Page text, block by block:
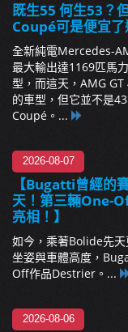
既生55 何生53？
Coupé可是便宜了
全新純電Mercedes-
最大輸出達1169匹馬
型，而這天，AMG
的車型，但它並不是
Coupé。...
2026-08-07
【Bugatti曾經的
天！第三輛One-
亮相！】
如今，乘著Bolide先
坐姿與車體高度，
Off作品Destrier。...
2026-08-06